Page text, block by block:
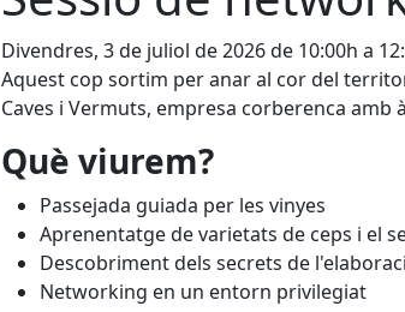
Divendres, 3 de juliol de 2026 de 10:00h a
Aquest cop sortim per anar al cor del
Caves i Vermuts, empresa corberenca amb
Què viurem?
Passejada guiada per les vinyes
Aprenentatge de varietats de ceps i el
Descobriment dels secrets de
Networking en un entorn privilegiat